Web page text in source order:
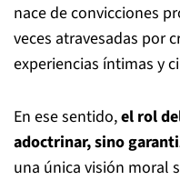
nace de convicciones
veces atravesadas por
experiencias íntimas y
En ese sentido,el rol
adoctrinar, sino
una única visión moral